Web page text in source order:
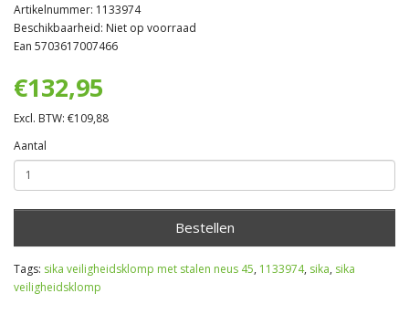
Artikelnummer: 1133974
Beschikbaarheid: Niet op voorraad
Ean 5703617007466
€132,95
Excl. BTW: €109,88
Aantal
Bestellen
Tags: sika veiligheidsklomp met stalen neus 45, 1133974, sika, sika
veiligheidsklomp